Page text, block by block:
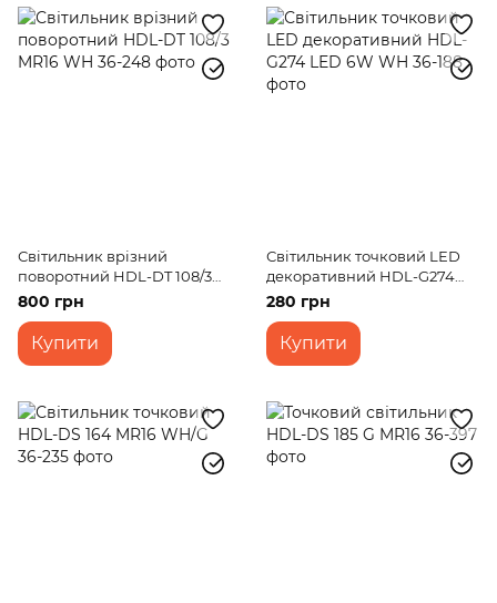
Світильник врізний
поворотний HDL-DT 108/3
MR16 WH
800 грн
Купити
Світильник точковий LED
декоративний HDL-G274
LED 6W WH
280 грн
Купити